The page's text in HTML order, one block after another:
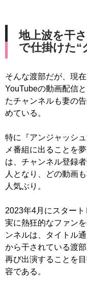
地上波を干
で仕掛けた“
そんな渡部だが、現
YouTubeの動画配信
たチャンネルも妻の
めている。
特に『アンジャッシ
メ番組に出ることを
は、チャンネル登録
人となり、どの動画
人気ぶり。
2023年4月にスター
実に熱狂的なファン
ンネルは、タイトル
から干されている渡
再び出演することを
容である。